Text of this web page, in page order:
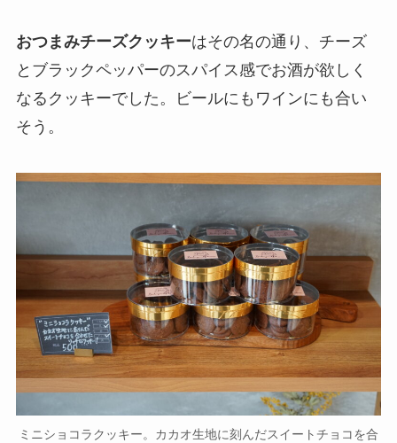
おつまみチーズクッキーはその名の通り、チーズ
とブラックペッパーのスパイス感でお酒が欲しく
なるクッキーでした。ビールにもワインにも合い
そう。
ミニショコラクッキー。カカオ生地に刻んだスイートチョコを合